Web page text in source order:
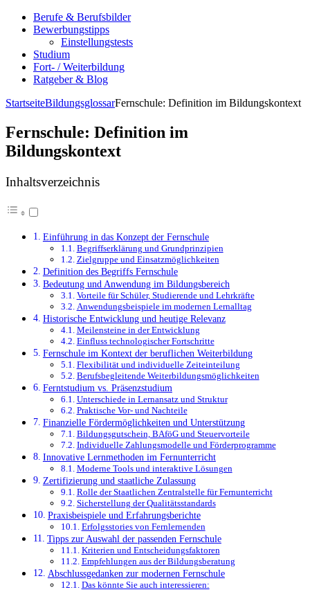
Berufe & Berufsbilder
Bewerbungstipps
Einstellungstests
Studium
Fort- / Weiterbildung
Ratgeber & Blog
StartseiteBildungsglossarFernschule: Definition im Bildungskontext
Fernschule: Definition im
Bildungskontext
Inhaltsverzeichnis
Einführung in das Konzept der Fernschule
Begriffserklärung und Grundprinzipien
Zielgruppe und Einsatzmöglichkeiten
Definition des Begriffs Fernschule
Bedeutung und Anwendung im Bildungsbereich
Vorteile für Schüler, Studierende und Lehrkräfte
Anwendungsbeispiele im modernen Lernalltag
Historische Entwicklung und heutige Relevanz
Meilensteine in der Entwicklung
Einfluss technologischer Fortschritte
Fernschule im Kontext der beruflichen Weiterbildung
Flexibilität und individuelle Zeiteinteilung
Berufsbegleitende Weiterbildungsmöglichkeiten
Ferntstudium vs. Präsenzstudium
Unterschiede in Lernansatz und Struktur
Praktische Vor- und Nachteile
Finanzielle Fördermöglichkeiten und Unterstützung
Bildungsgutschein, BAföG und Steuervorteile
Individuelle Zahlungsmodelle und Förderprogramme
Innovative Lernmethoden im Fernunterricht
Moderne Tools und interaktive Lösungen
Zertifizierung und staatliche Zulassung
Rolle der Staatlichen Zentralstelle für Fernunterricht
Sicherstellung der Qualitätsstandards
Praxisbeispiele und Erfahrungsberichte
Erfolgsstories von Fernlernenden
Tipps zur Auswahl der passenden Fernschule
Kriterien und Entscheidungsfaktoren
Empfehlungen aus der Bildungsberatung
Abschlussgedanken zur modernen Fernschule
Das könnte Sie auch interessieren: